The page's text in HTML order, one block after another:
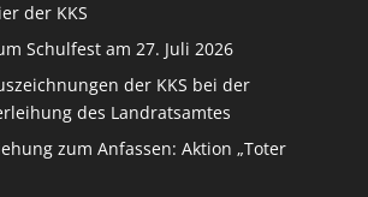
der KKS
Schulfest am 27. Juli 2026
der KKS bei der
des Landratsamtes
zum Anfassen: Aktion „Toter